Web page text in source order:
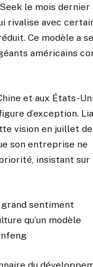
le mois dernier
rivalise avec
Ce modèle a
américains
et aux États-
d’exception.
vision en juillet
son entreprise ne
insistant
grand sentiment
qu’un modèle